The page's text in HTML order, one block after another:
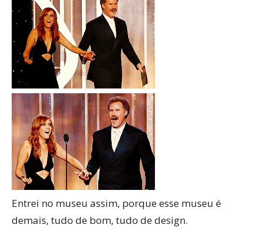
Entrei no museu assim, porque esse museu é
demais, tudo de bom, tudo de design.